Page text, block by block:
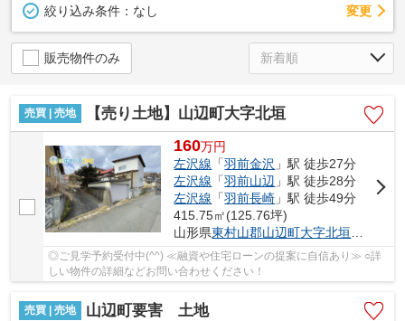
絞り込み条件： なし 変更
販売物件のみ
売買 | 売地 【売り土地】山辺町大字北垣
160万円
左沢線 「羽前金沢 」駅 徒歩27分
左沢線 「羽前山辺 」駅 徒歩28分
左沢線 「羽前長崎 」駅 徒歩49分
415.75㎡(125.76坪)
山形県東村山郡山辺町大字北垣６１－５
◎ご見学予約受付中(^^) ≪融資や住宅ローンの提案に自信あり≫ ○詳
しい物件の詳細などお問い合わせください！
売買 | 売地 山辺町要害 土地